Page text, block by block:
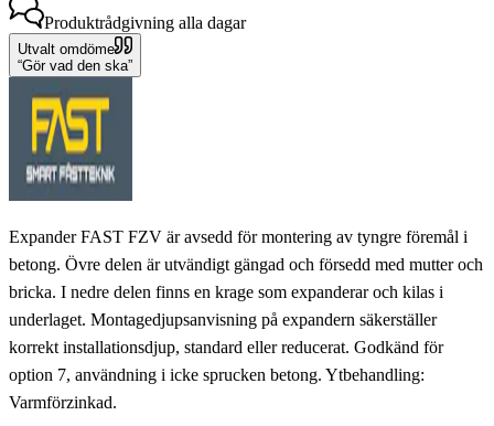
Produktrådgivning alla dagar
Utvalt omdöme
Gör vad den ska
Expander FAST FZV är avsedd för montering av tyngre föremål i
betong. Övre delen är utvändigt gängad och försedd med mutter och
bricka. I nedre delen finns en krage som expanderar och kilas i
underlaget. Montagedjupsanvisning på expandern säkerställer
korrekt installationsdjup, standard eller reducerat. Godkänd för
option 7, användning i icke sprucken betong. Ytbehandling:
Varmförzinkad.